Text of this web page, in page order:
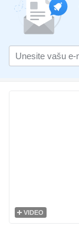
VIDEO